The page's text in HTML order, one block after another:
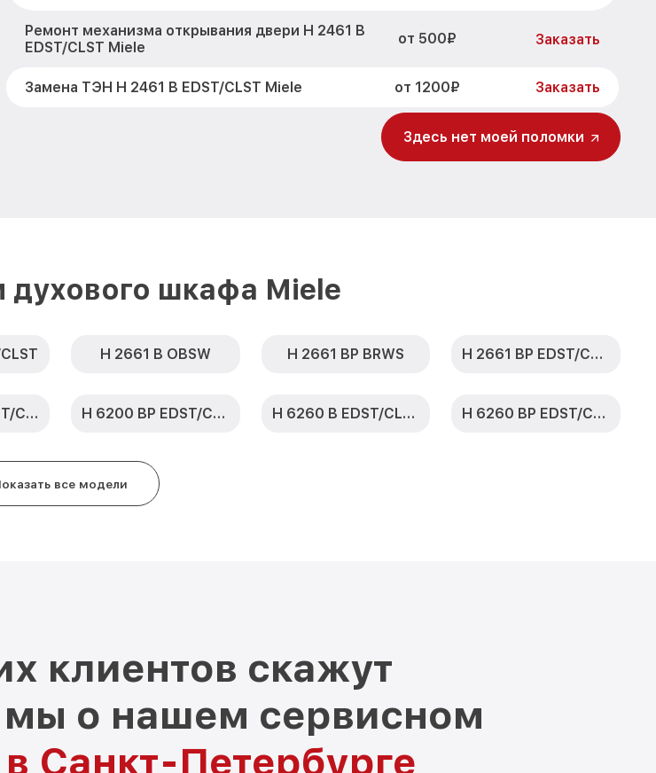
Ремонт механизма открывания двери H 2461 B
EDST/CLST Miele
от 500₽ Заказать
Замена ТЭН H 2461 B EDST/CLST Miele от 1200₽ Заказать
Замена термодатчика H 2461 B EDST/CLST
Miele
EDST/CLST Miele
от 1500₽ Заказать
Здесь нет моей поломки
духового шкафа Miele
H 2661 B OBSW H 2661 BP BRWS H 2661 BP EDST/CLST
H 6200 BM EDST/CLST H 6200 BP EDST/CLST H 6260 B EDST/CLST H 6260 BP EDST/CLST
все модели
клиентов скажут
о нашем сервисном
Санкт-Петербурге